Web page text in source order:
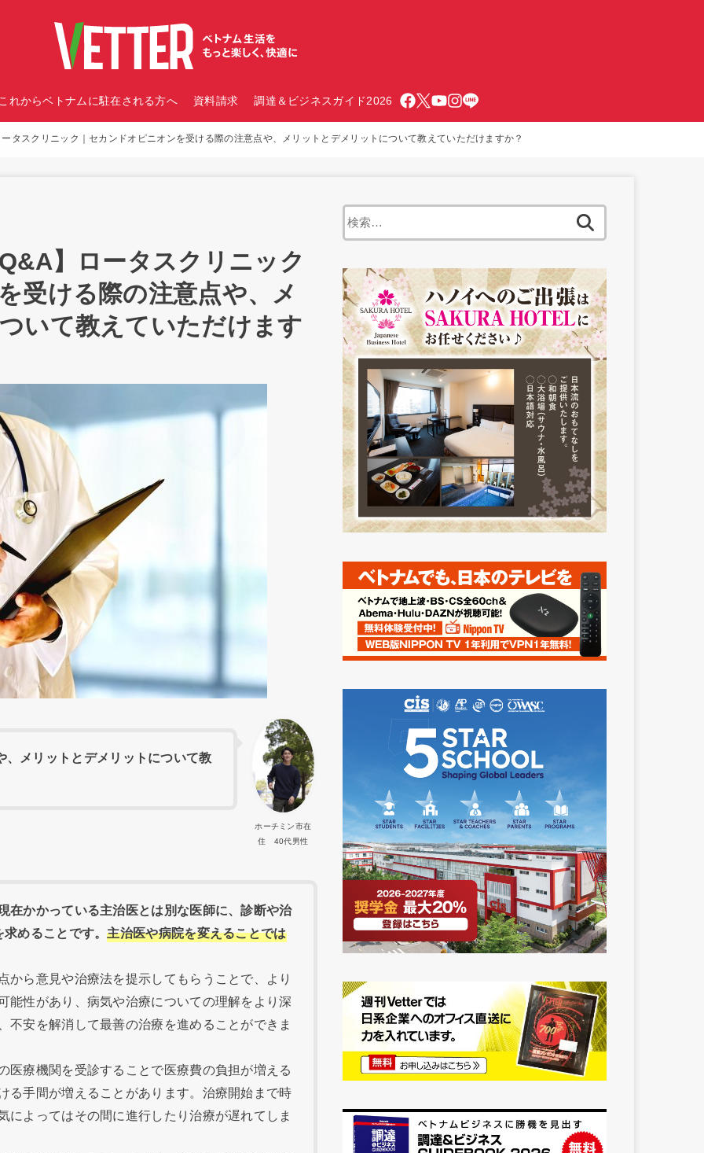
れからベトナムに駐在される方へ 資料請求 調達＆ビジネスガイド2026
タスクリニック｜セカンドオピニオンを受ける際の注意点や、メリットとデメリットについて教えていただけますか？
】ロータスクリニック
受ける際の注意点や、メ
いて教えていただけます
ホーチミン市在
住 40代男性
メリットとデメリットについて教
在かかっている主治医とは別な医師に、診断や治
求めることです。主治医や病院を変えることでは
から意見や治療法を提示してもらうことで、より
能性があり、病気や治療についての理解をより深
不安を解消して最善の治療を進めることができま
医療機関を受診することで医療費の負担が増える
る手間が増えることがあります。治療開始まで時
によってはその間に進行したり治療が遅れてしま